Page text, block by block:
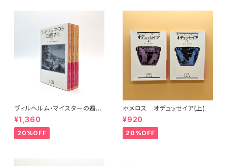
ヴィルヘルム・マイスターの遍歴
時代 (上)(中)(下)（岩波文庫）
¥1,360
20%OFF
ホメロス オデュッセイア(上)
(下) （岩波文庫）
¥920
20%OFF